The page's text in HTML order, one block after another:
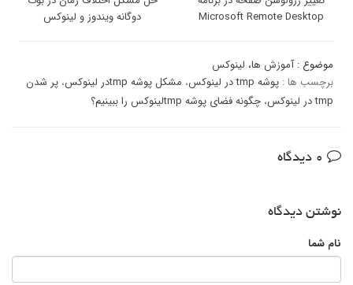
Microsoft Remote Desktop
دوگانه ویندوز و لینوکس
موضوع :آموزش ها، لینوکس
برچسب ها : پوشه tmp در لینوکس ، مشکل پوشه tmpدر لینوکس ، پر شدن
tmp در لینوکس
، چگونه فضای پوشه tmpلینوکس را ببینیم؟
نوشتن دیدگاه
نام شما